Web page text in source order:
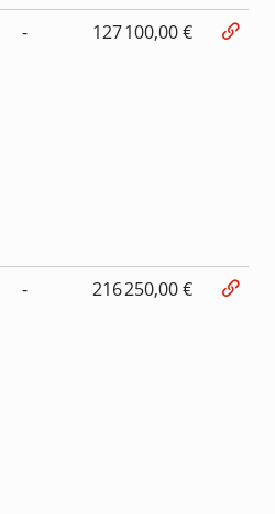
- 127 100,00 €
- 216 250,00 €